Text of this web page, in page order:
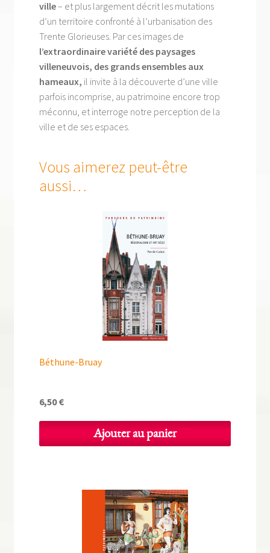
ville– et plus largement décrit les mutations
d’un territoire confronté à l’urbanisation des
Trente Glorieuses. Par ces images de
l’extraordinaire variété des paysages
villeneuvois, des grands ensembles aux
hameaux, il invite à la découverte d’une ville
parfois incomprise, au patrimoine encore trop
méconnu, et interroge notre perception de la
ville et de ses espaces.
Vous aimerez peut-être
aussi…
Béthune-Bruay
6,50€
Ajouter au panier